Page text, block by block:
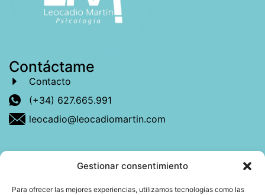
Gestionar consentimiento
Para ofrecer las mejores experiencias, utilizamos tecnologías como las
Contáctame
Contacto
(+34) 627.665.991
leocadio@leocadiomartin.com
Descubre más sobre mí